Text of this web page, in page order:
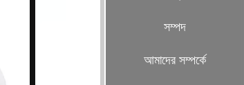
সম্পদ
আমাদের সম্পর্কে